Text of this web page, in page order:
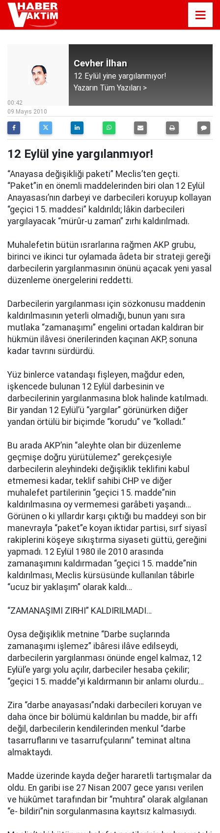
Cevher İlhan
12 Eylül yine yargılanmıyor!
Yazarın Tüm Yazıları >
00:42
09 Mayıs 2010
12 Eylül yine yargılanmıyor!
“Anayasa değişikliği paketi” Meclis’ten geçti.
“Paket”in en önemli maddelerinden biri olan 12 Eylül
Anayasası’nın darbeyi ve darbecileri koruyup kollayan
“geçici 15. maddesi” kaldırıldı; lâkin darbecileri
yargılayacak “mürûr-u zaman” zırhı kaldırılmadı.
Muhalefetin bütün ısrarlarına rağmen AKP grubu,
birinci ve ikinci tur oylamada âdeta bir strateji gereği
darbecilerin yargılanmasının önünü açacak yeni yasal
düzenleme önergelerini reddetti.
Darbecilerin yargılanması için sözkonusu maddenin
kaldırılmasının yeterli olmadığı, bunun yanı sıra
mutlaka “zamanaşımı” engelini ortadan kaldıran bir
hükmün ilâvesi önerilerinden kaçınan AKP, sonuna
kadar tavrını sürdürdü.
Yüz binlerce vatandaşı fişleyen, mağdur eden,
işkencede bulunan 12 Eylül darbesinin ve
darbecilerinin yargılanmasına blok halinde katılmadı.
Bir yandan 12 Eylül’ü “yargılar” görünürken diğer
yandan örtülü bir biçimde “korudu” ve “kolladı.”
Bu arada AKP’nin “aleyhte olan bir düzenleme
geçmişe doğru yürütülemez” gerekçesiyle
darbecilerin aleyhindeki değişiklik teklifini kabul
etmemesi kadar, teklif sahibi CHP ve diğer
muhalefet partilerinin “geçici 15. madde”nin
kaldırılmasına oy vermemesi garâbeti yaşandı…
Görünen o ki yıllardır karşı çıktığı bu maddeyi son bir
manevrayla “paket”e koyan iktidar partisi, sırf siyasî
rakiplerini köşeye sıkıştırma siyaseti güttü, gereğini
yapmadı. 12 Eylül 1980 ile 2010 arasında
zamanaşımını kaldırmadan “geçici 15. madde”nin
kaldırılması, Meclis kürsüsünde kullanılan tâbirle
“ucuz bir yaklaşım” olarak kaldı…
“ZAMANAŞIMI ZIRHI” KALDIRILMADI…
Oysa değişiklik metnine “Darbe suçlarında
zamanaşımı işlemez” ibâresi ilâve edilseydi,
darbecilerin yargılanması önünde engel kalmaz, 12
Eylül’e yargı yolu açılır, darbeciler hesaba çekilir;
“geçici 15. madde”yi kaldırmanın bir anlamı olurdu…
Zira “darbe anayasası”ndaki darbecileri koruyan ve
daha önce bir bölümü kaldırılan bu madde, bir affı
değil, darbecilerin kendilerinden menkul “darbe
tasarruflarını ve tasarrufçularını” teminat altına
almaktaydı.
Madde üzerinde kayda değer hararetli tartışmalar da
oldu. En garibi ise 27 Nisan 2007 gece yarısı verilen
ve hükûmet tarafından bir “muhtıra” olarak algılanan
“e- bildiri”nin sorgulanmasına kayıtsız kalmasıydı.